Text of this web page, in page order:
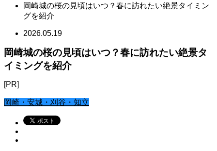
岡崎城の桜の見頃はいつ？春に訪れたい絶景タイミン
グを紹介
2026.05.19
岡崎城の桜の見頃はいつ？春に訪れたい絶景タ
イミングを紹介
[PR]
岡崎・安城・刈谷・知立